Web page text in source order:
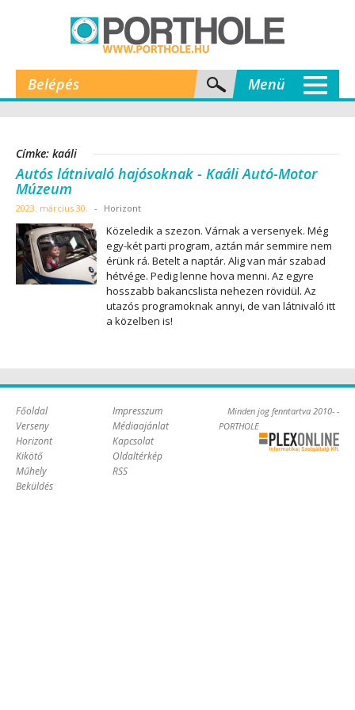
Belépés Menü
Címke: kaáli
Autós látnivaló hajósoknak - Kaáli Autó-Motor
Múzeum
2023. március 30. - Horizont
Közeledik a szezon. Várnak a versenyek. Még
egy-két parti program, aztán már semmire nem
érünk rá. Betelt a naptár. Alig van már szabad
hétvége. Pedig lenne hova menni. Az egyre
hosszabb bakancslista nehezen rövidül. Az
utazós programoknak annyi, de van látnivaló itt
a közelben is!
Főoldal
Verseny
Horizont
Kikötő
Műhely
Beküldés
Impresszum
Médiaajánlat
Kapcsolat
Oldaltérkép
RSS
Minden jog fenntartva 2010- -
PORTHOLE
Online Kft. -